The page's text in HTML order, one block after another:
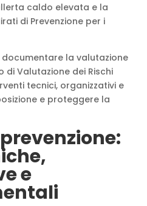
caldo elevata e la
di Prevenzione per i
documentare la valutazione
di Valutazione dei Rischi
tecnici, organizzativi e
e proteggere la
e